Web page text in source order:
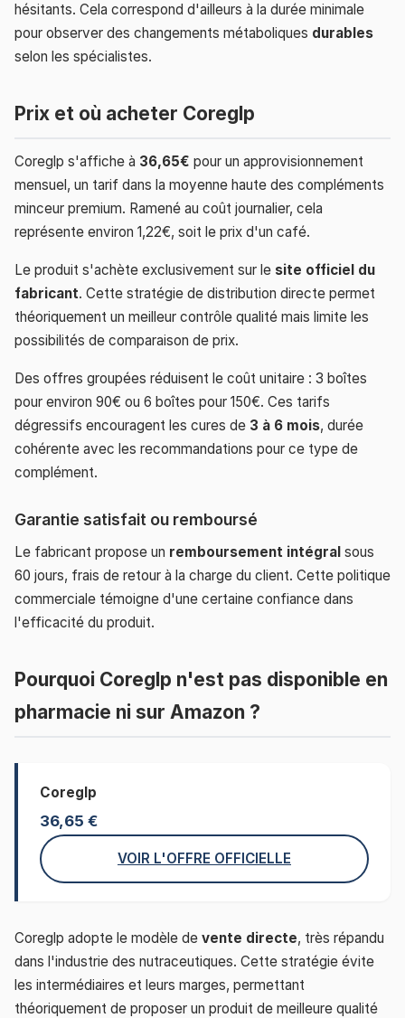
hésitants. Cela correspond d'ailleurs à la durée minimale
pour observer des changements métaboliques durables
selon les spécialistes.
Prix et où acheter Coreglp
Coreglp s'affiche à 36,65€ pour un approvisionnement
mensuel, un tarif dans la moyenne haute des compléments
minceur premium. Ramené au coût journalier, cela
représente environ 1,22€, soit le prix d'un café.
Le produit s'achète exclusivement sur le site officiel du
fabricant. Cette stratégie de distribution directe permet
théoriquement un meilleur contrôle qualité mais limite les
possibilités de comparaison de prix.
Des offres groupées réduisent le coût unitaire : 3 boîtes
pour environ 90€ ou 6 boîtes pour 150€. Ces tarifs
dégressifs encouragent les cures de 3 à 6 mois, durée
cohérente avec les recommandations pour ce type de
complément.
Garantie satisfait ou remboursé
Le fabricant propose un remboursement intégral sous
60 jours, frais de retour à la charge du client. Cette politique
commerciale témoigne d'une certaine confiance dans
l'efficacité du produit.
Pourquoi Coreglp n'est pas disponible en
pharmacie ni sur Amazon ?
Coreglp
36,65 €
VOIR L'OFFRE OFFICIELLE
Coreglp adopte le modèle de vente directe, très répandu
dans l'industrie des nutraceutiques. Cette stratégie évite
les intermédiaires et leurs marges, permettant
théoriquement de proposer un produit de meilleure qualité